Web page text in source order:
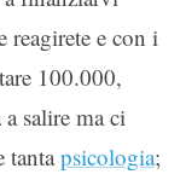
reagirete e con i
100.000,
salire ma ci
tantapsicologia;